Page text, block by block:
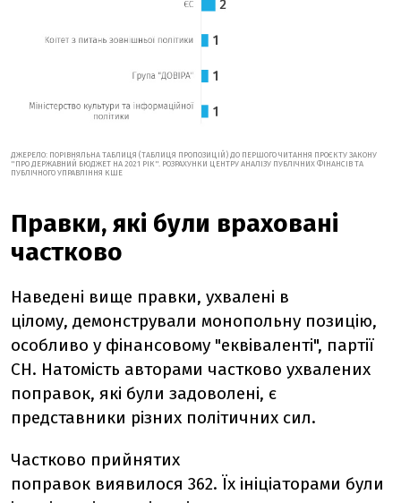
ДЖЕРЕЛО: ПОРІВНЯЛЬНА ТАБЛИЦЯ (ТАБЛИЦЯ ПРОПОЗИЦІЙ) ДО ПЕРШОГО ЧИТАННЯ ПРОЄКТУ ЗАКОНУ
"ПРО ДЕРЖАВНИЙ БЮДЖЕТ НА 2021 РІК". РОЗРАХУНКИ ЦЕНТРУ АНАЛІЗУ ПУБЛІЧНИХ ФІНАНСІВ ТА
ПУБЛІЧНОГО УПРАВЛІННЯ КШЕ
Правки, які були враховані
частково
Наведені вище правки, ухвалені в
цілому, демонстрували монопольну позицію,
особливо у фінансовому "еквіваленті", партії
СН. Натомість авторами частково ухвалених
поправок, які були задоволені, є
представники різних політичних сил.
Частково прийнятих
поправок виявилося 362. Їх ініціаторами були